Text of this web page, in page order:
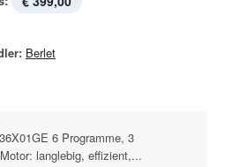
Berlet
6 Programme, 3
langlebig, effizient,...